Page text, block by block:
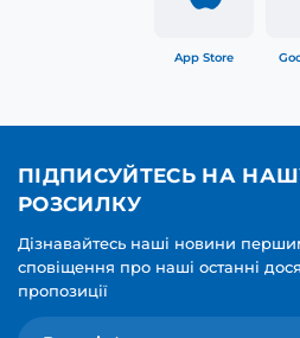
App Store
ПІДПИСУЙТЕСЬ НА
РОЗСИЛКУ
Дізнавайтесь наші новини
сповіщення про наші останні
пропозиції